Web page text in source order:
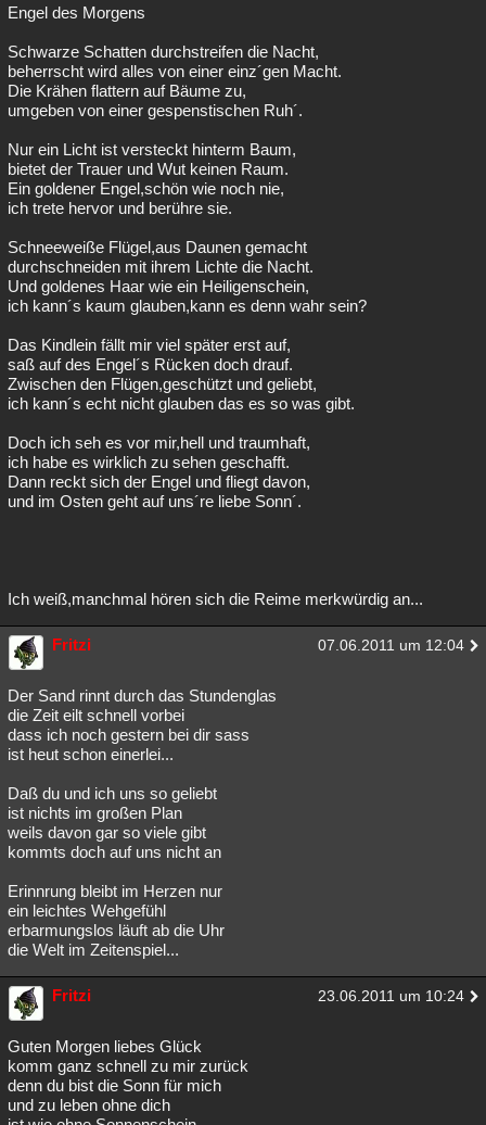
Engel des Morgens
Schwarze Schatten durchstreifen die Nacht,
beherrscht wird alles von einer einz´gen Macht.
Die Krähen flattern auf Bäume zu,
umgeben von einer gespenstischen Ruh´.
Nur ein Licht ist versteckt hinterm Baum,
bietet der Trauer und Wut keinen Raum.
Ein goldener Engel,schön wie noch nie,
ich trete hervor und berühre sie.
Schneeweiße Flügel,aus Daunen gemacht
durchschneiden mit ihrem Lichte die Nacht.
Und goldenes Haar wie ein Heiligenschein,
ich kann´s kaum glauben,kann es denn wahr sein?
Das Kindlein fällt mir viel später erst auf,
saß auf des Engel´s Rücken doch drauf.
Zwischen den Flügen,geschützt und geliebt,
ich kann´s echt nicht glauben das es so was gibt.
Doch ich seh es vor mir,hell und traumhaft,
ich habe es wirklich zu sehen geschafft.
Dann reckt sich der Engel und fliegt davon,
und im Osten geht auf uns´re liebe Sonn´.
Ich weiß,manchmal hören sich die Reime merkwürdig an...
Fritzi 07.06.2011 um 12:04
Der Sand rinnt durch das Stundenglas
die Zeit eilt schnell vorbei
dass ich noch gestern bei dir sass
ist heut schon einerlei...
Daß du und ich uns so geliebt
ist nichts im großen Plan
weils davon gar so viele gibt
kommts doch auf uns nicht an
Erinnrung bleibt im Herzen nur
ein leichtes Wehgefühl
erbarmungslos läuft ab die Uhr
die Welt im Zeitenspiel...
Fritzi 23.06.2011 um 10:24
Guten Morgen liebes Glück
komm ganz schnell zu mir zurück
denn du bist die Sonn für mich
und zu leben ohne dich